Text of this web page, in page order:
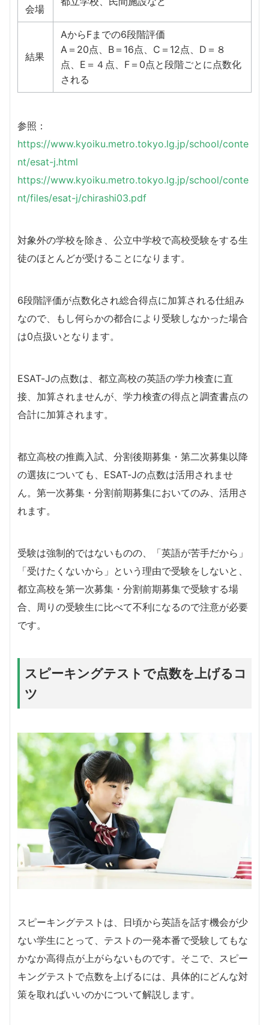
会場
結果
AからFまでの6段階評価
A＝20点、B＝16点、C＝12点、D＝８
点、E＝４点、F＝0点と段階ごとに点数化
される
参照：
https://www.kyoiku.metro.tokyo.lg.jp/school/conte
nt/esat-j.html
https://www.kyoiku.metro.tokyo.lg.jp/school/conte
nt/files/esat-j/chirashi03.pdf
対象外の学校を除き、公立中学校で高校受験をする生
徒のほとんどが受けることになります。
6段階評価が点数化され総合得点に加算される仕組み
なので、もし何らかの都合により受験しなかった場合
は0点扱いとなります。
ESAT-Jの点数は、都立高校の英語の学⼒検査に直
接、加算されませんが、学力検査の得点と調査書点の
合計に加算されます。
都立高校の推薦入試、分割後期募集・第二次募集以降
の選抜についても、ESAT-Jの点数は活用されませ
ん。第一次募集・分割前期募集においてのみ、活用さ
れます。
受験は強制的ではないものの、「英語が苦手だから」
「受けたくないから」という理由で受験をしないと、
都立高校を第一次募集・分割前期募集で受験する場
合、周りの受験生に比べて不利になるので注意が必要
です。
スピーキングテストで点数を上げるコ
ツ
スピーキングテストは、日頃から英語を話す機会が少
ない学生にとって、テストの一発本番で受験してもな
かなか高得点が上がらないものです。そこで、スピー
キングテストで点数を上げるには、具体的にどんな対
策を取ればいいのかについて解説します。